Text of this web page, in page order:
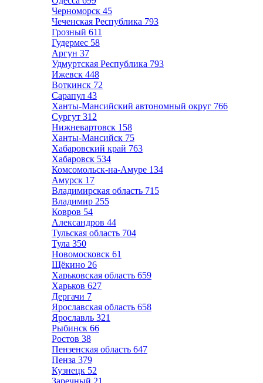
Черноморск 45
Чеченская Республика 793
Грозный 611
Гудермес 58
Аргун 37
Удмуртская Республика 793
Ижевск 448
Воткинск 72
Сарапул 43
Ханты-Мансийский автономный округ 766
Сургут 312
Нижневартовск 158
Ханты-Мансийск 75
Хабаровский край 763
Хабаровск 534
Комсомольск-на-Амуре 134
Амурск 17
Владимирская область 715
Владимир 255
Ковров 54
Александров 44
Тульская область 704
Тула 350
Новомосковск 61
Щёкино 26
Харьковская область 659
Харьков 627
Дергачи 7
Ярославская область 658
Ярославль 321
Рыбинск 66
Ростов 38
Пензенская область 647
Пенза 379
Кузнецк 52
Заречный 21